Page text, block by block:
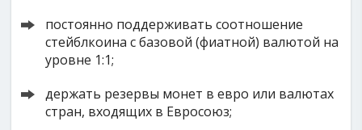
постоянно поддерживать соотношение
стейблкоина с базовой (фиатной) валютой на
уровне 1:1;
держать резервы монет в евро или валютах
стран, входящих в Евросоюз;